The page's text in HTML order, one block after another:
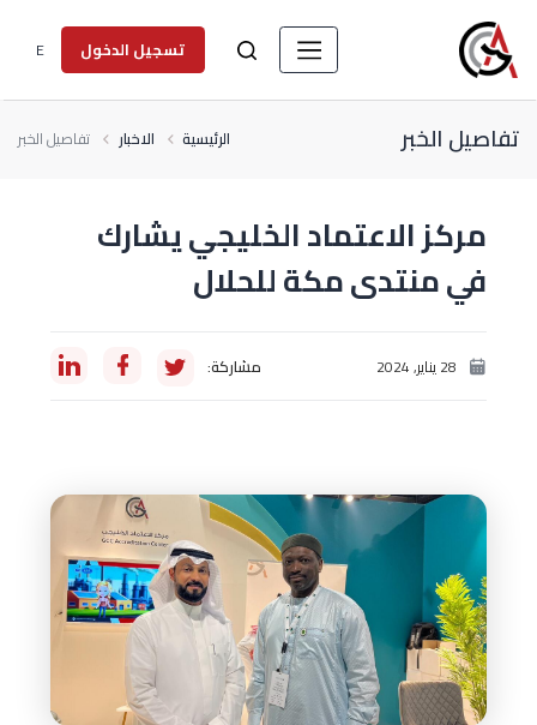
تسجيل الدخول E
تفاصيل الخبر الرئيسية الاخبار تفاصيل الخبر
مركز الاعتماد الخليجي يشارك
في منتدى مكة للحلال
28 يناير, 2024 مشاركة: